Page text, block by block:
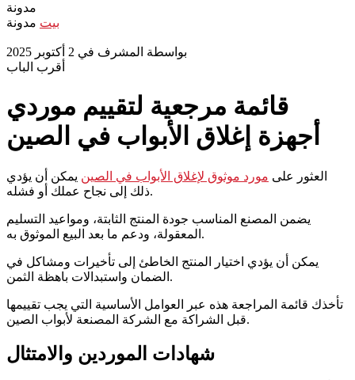
مدونة
بيت مدونة
بواسطة المشرف في 2 أكتوبر 2025
أقرب الباب
قائمة مرجعية لتقييم موردي
أجهزة إغلاق الأبواب في الصين
العثور على مورد موثوق لإغلاق الأبواب في الصين يمكن أن يؤدي
ذلك إلى نجاح عملك أو فشله.
يضمن المصنع المناسب جودة المنتج الثابتة، ومواعيد التسليم
المعقولة، ودعم ما بعد البيع الموثوق به.
يمكن أن يؤدي اختيار المنتج الخاطئ إلى تأخيرات ومشاكل في
الضمان واستبدالات باهظة الثمن.
تأخذك قائمة المراجعة هذه عبر العوامل الأساسية التي يجب تقييمها
قبل الشراكة مع الشركة المصنعة لأبواب الصين.
شهادات الموردين والامتثال